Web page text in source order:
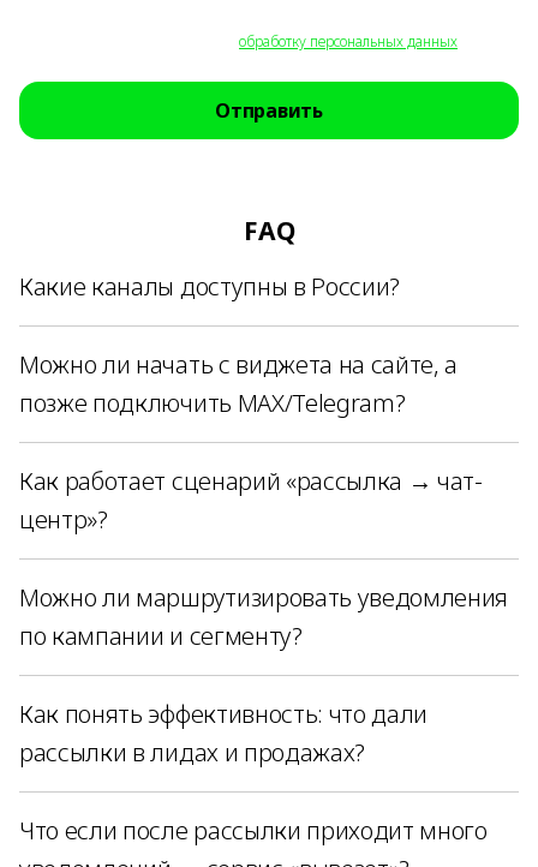
обработку персональных данных
Отправить
FAQ
Какие каналы доступны в России?
Можно ли начать с виджета на сайте, а
позже подключить MAX/Telegram?
Как работает сценарий «рассылка → чат-
центр»?
Можно ли маршрутизировать уведомления
по кампании и сегменту?
Как понять эффективность: что дали
рассылки в лидах и продажах?
Что если после рассылки приходит много